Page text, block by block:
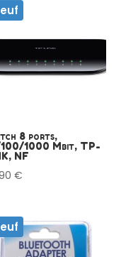
8 ports,
1000 Mbit, TP-
NF
€